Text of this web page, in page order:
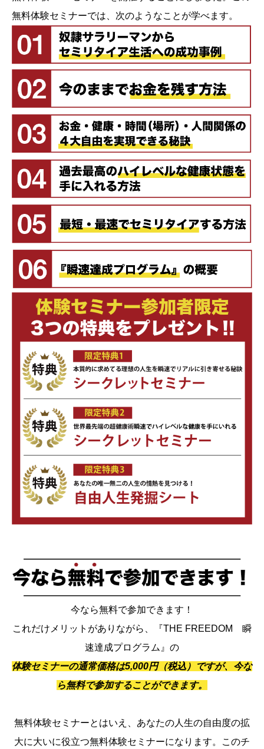
無料体験セミナーでは、次のようなことが学べます。
今なら無料で参加できます！
これだけメリットがありながら、『THE FREEDOM 瞬
速達成プログラム』の
体験セミナーの通常価格は5,000円（税込）ですが、今な
ら無料で参加することができます。
無料体験セミナーとはいえ、あなたの人生の自由度の拡
大に大いに役立つ無料体験セミナーになります。このチ